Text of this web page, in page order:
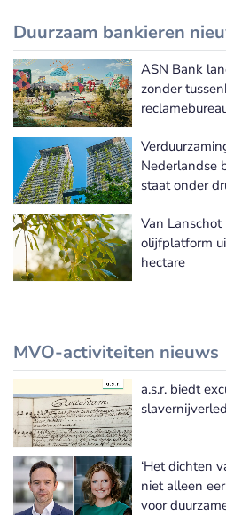
Duurzaam bankieren
Meer
ASN Bank
zonder
Nederlandse
staat onder
Van
olijfplatform
hectare
MVO-activiteiten nieuws
a.s.r. biedt
‘Het dichten
niet alleen
voor